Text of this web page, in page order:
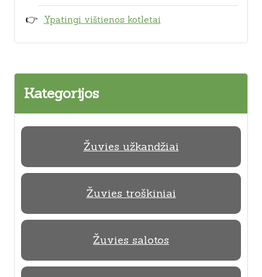
Ypatingi vištienos kotletai
Kategorijos
Žuvies užkandžiai
Žuvies troškiniai
Žuvies salotos